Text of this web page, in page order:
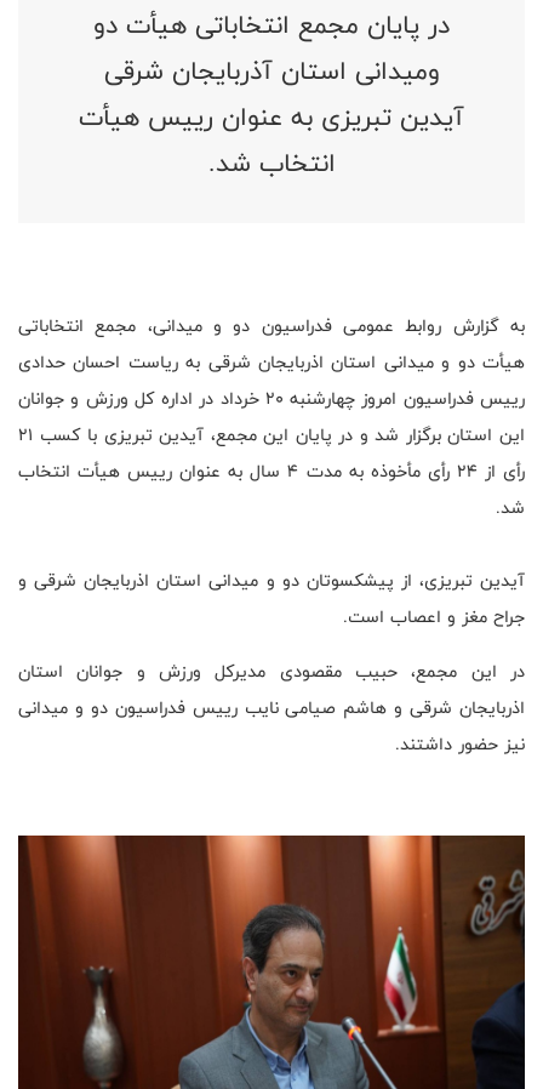
در پایان مجمع انتخاباتی هیأت دو
ومیدانی استان آذربایجان شرقی
آیدین تبریزی به عنوان رییس هیأت
انتخاب شد.
به گزارش روابط عمومی فدراسیون دو و میدانی، مجمع انتخاباتی
هیأت دو و میدانی استان اذربایجان شرقی به ریاست احسان حدادی
رییس فدراسیون امروز چهارشنبه 20 خرداد در اداره کل ورزش و جوانان
این استان برگزار شد و در پایان این مجمع، آیدین تبریزی با کسب 21
رأی از 24 رأی مأخوذه به مدت 4 سال به عنوان رییس هیأت انتخاب
شد.
آیدین تبریزی، از پیشکسوتان دو و میدانی استان اذربایجان شرقی و
جراح مغز و اعصاب است.
در این مجمع، حبیب مقصودی مدیرکل ورزش و جوانان استان
اذربایجان شرقی و هاشم صیامی نایب رییس فدراسیون دو و میدانی
نیز حضور داشتند.